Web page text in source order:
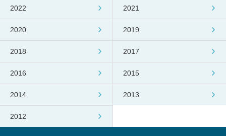
2022 2021
2020 2019
2018 2017
2016 2015
2014 2013
2012